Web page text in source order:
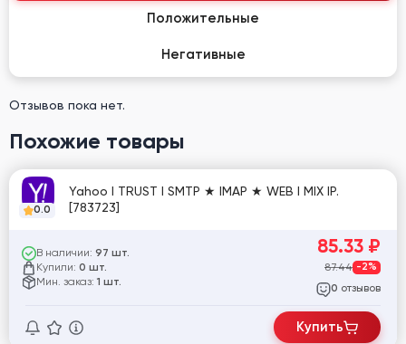
Положительные
Негативные
Отзывов пока нет.
Похожие товары
0.0
Yahoo I TRUST I SMTP ★ IMAP ★ WEB I MIX IP.
[783723]
В наличии: 97 шт.
Купили: 0 шт.
Мин. заказ: 1 шт.
85.33 ₽
87.44 -2%
0 отзывов
Купить